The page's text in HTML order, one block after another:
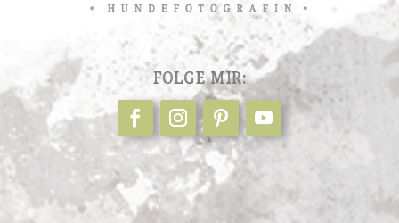
Folge mir: